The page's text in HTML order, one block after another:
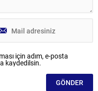
için adım, e-posta
kaydedilsin.